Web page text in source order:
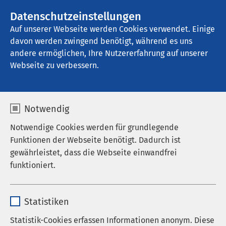
Datenschutzeinstellungen
Auf unserer Webseite werden Cookies verwendet. Einige
davon werden zwingend benötigt, während es uns
andere ermöglichen, Ihre Nutzererfahrung auf unserer
Webseite zu verbessern.
Notwendig
Notwendige Cookies werden für grundlegende
Funktionen der Webseite benötigt. Dadurch ist
gewährleistet, dass die Webseite einwandfrei
funktioniert.
Anbieter sgalinski
Statistiken
Statistik-Cookies erfassen Informationen anonym. Diese
AMEOS Spital Einsiedeln
Zuweisende
Öffnungszeiten Notfallzentrum
geöffnet. Unser erfahrenes Team gewährleistet eine
schnelle und kompetente Erstversorgung –
des medizinischen Problems.